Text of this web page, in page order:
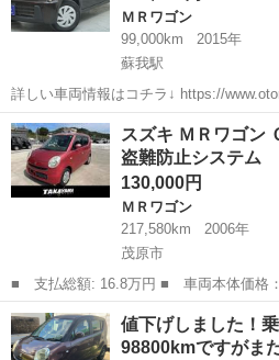
ＭＲワゴン
99,000km
2015年
蘇我駅
詳しい車両情報はコチラ↓ https://
carno=048941 ※売約済みの場合表示さ
一括払いの金額です 信用機関を通さな...
千葉 千葉市 蘇我駅 ＭＲワゴン
スズキ ＭＲワゴ
盗難防止システ
130,000円
ＭＲワゴン
217,580km
2006年
茂原市
■ 支払総額: 16.8万円 ■ 車両本体価格： 130,000 円 ■ メーカー
名： スズキ ■ 車種名： ＭＲワゴ
チシート ＡＴ 盗難防止システム
エアコン パ...
千葉 茂原市 ＭＲワゴン
値下げしました！
98800kmですがま